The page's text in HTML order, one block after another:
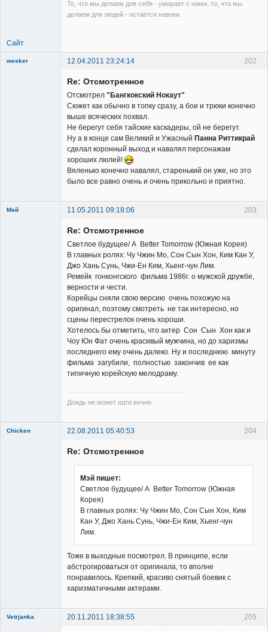
То, что мы делаем для себя - умирает с нами, то, что мы
делаем для людей - остаётся навеки.
Сайт
202
wesker 12.04.2011 23:24:14
Re: Отсмотренное
Отсмотрел "Бангкокский Нокаут"
Сюжет как обычно в топку сразу, а бои и трюки конечно
выше всяческих похвал.
Не берегут себя тайские каскадеры, ой не берегут.
Ну а в конце сам Великий и Ужасный Панна Риттикрай
сделал коронный выход и навалял персонажам
хороших люлей!
Вяленько конечно навалял, старенький он уже, но это
было все равно очень и очень прикольно и приятно.
203
Мэй 11.05.2011 09:18:06
Re: Отсмотренное
Светлое будущее/ А Better Tomorrow (Южная Корея)
В главных ролях: Чу Чжин Мо, Сон Сын Хон, Ким Кан У,
Джо Хань Сунь, Чжи-Ен Ким, Хьенг-чун Лим.
Ремейк гонконгского фильма 1986г. о мужской дружбе,
верности и чести.
Корейцы сняли свою версию очень похожую на
оригинал, поэтому смотреть не так интересно, но
сцены перестрелок очень хороши.
Хотелось бы отметить, что актер Сон Сын Хон как и
Чоу Юн Фат очень красивый мужчина, но до харизмы
последнего ему очень далеко. Ну и последнюю минуту
фильма загубили, полностью закончив ее как
типичную корейскую мелодраму.
Дождь не может идти вечно
204
Chicken
22.08.2011 05:40:53
Re: Отсмотренное
Мэй пишет:
Светлое будущее/ А Better Tomorrow (Южная
Корея)
В главных ролях: Чу Чжин Мо, Сон Сын Хон, Ким
Кан У, Джо Хань Сунь, Чжи-Ен Ким, Хьенг-чун
Лим.
Тоже в выходные посмотрел. В принципе, если
абстрогироваться от оригинала, то вполне
понравилось. Крепкий, красиво снятый боевик с
харизматичными актерами.
205
Vetrjanka
20.11.2011 18:38:55